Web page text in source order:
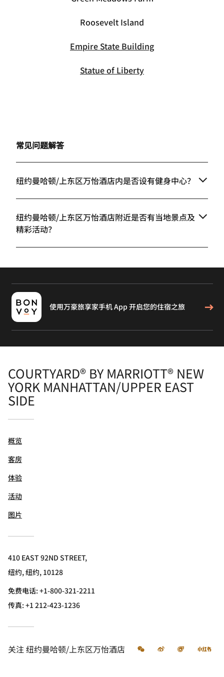
Roosevelt Island
Empire State Building
Statue of Liberty
常见问题解答
纽约曼哈顿/上东区万怡酒店内是否设有健身中心？
纽约曼哈顿/上东区万怡酒店附近是否有当地景点及
精彩活动？
使用万豪旅享家手机 App 开启您的住宿之旅
COURTYARD® BY MARRIOTT® NEW
YORK MANHATTAN/UPPER EAST
SIDE
概览
客房
体验
活动
图片
410 EAST 92ND STREET,
纽约, 纽约, 10128
免费电话:+1-800-321-2211
传真:+1 212-423-1236
关注 纽约曼哈顿/上东区万怡酒店 微信 微博 飞猪 小